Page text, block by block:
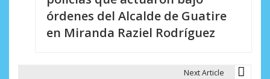
órdenes del Alcalde de Guatire
en Miranda Raziel Rodríguez
Next Article